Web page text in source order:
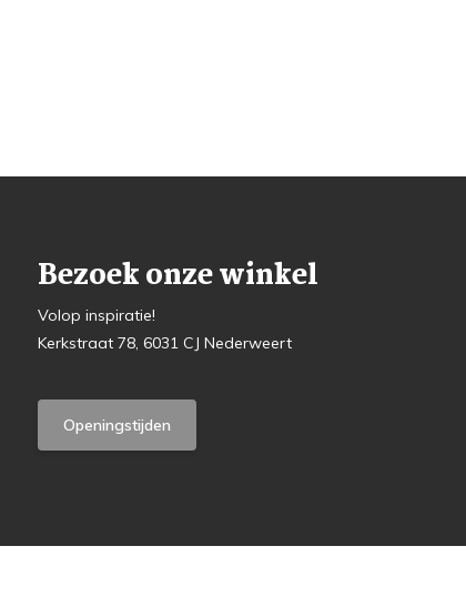
Bezoek onze winkel
Volop inspiratie!
Kerkstraat 78, 6031 CJ Nederweert
Openingstijden